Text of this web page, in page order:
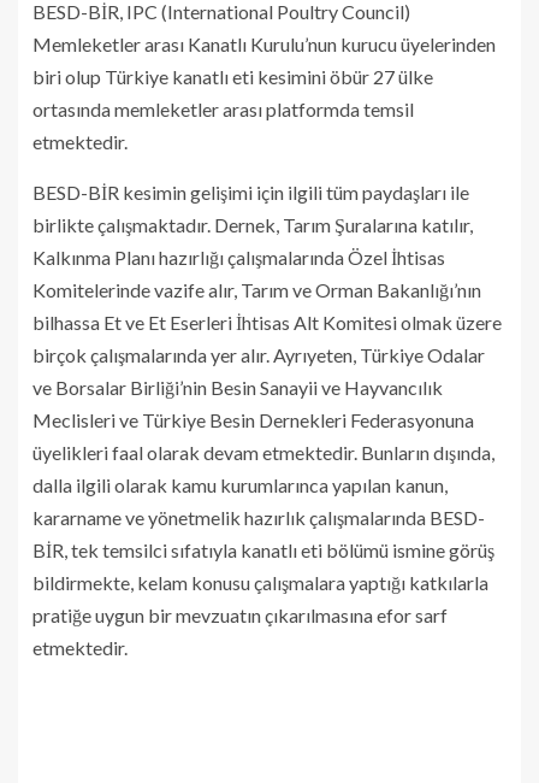
BESD-BİR, IPC (International Poultry Council)
Memleketler arası Kanatlı Kurulu’nun kurucu üyelerinden
biri olup Türkiye kanatlı eti kesimini öbür 27 ülke
ortasında memleketler arası platformda temsil
etmektedir.
BESD-BİR kesimin gelişimi için ilgili tüm paydaşları ile
birlikte çalışmaktadır. Dernek, Tarım Şuralarına katılır,
Kalkınma Planı hazırlığı çalışmalarında Özel İhtisas
Komitelerinde vazife alır, Tarım ve Orman Bakanlığı’nın
bilhassa Et ve Et Eserleri İhtisas Alt Komitesi olmak üzere
birçok çalışmalarında yer alır. Ayrıyeten, Türkiye Odalar
ve Borsalar Birliği’nin Besin Sanayii ve Hayvancılık
Meclisleri ve Türkiye Besin Dernekleri Federasyonuna
üyelikleri faal olarak devam etmektedir. Bunların dışında,
dalla ilgili olarak kamu kurumlarınca yapılan kanun,
kararname ve yönetmelik hazırlık çalışmalarında BESD-
BİR, tek temsilci sıfatıyla kanatlı eti bölümü ismine görüş
bildirmekte, kelam konusu çalışmalara yaptığı katkılarla
pratiğe uygun bir mevzuatın çıkarılmasına efor sarf
etmektedir.